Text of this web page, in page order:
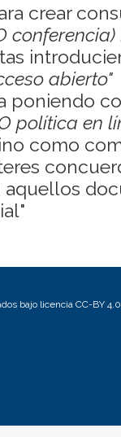
crear
conferencia)
abierto"
poniendo
política en
como
aquellos
bajo licencia CC-BY 4.0